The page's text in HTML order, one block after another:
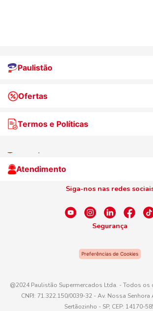
Paulistão
Quem somos
Nossas lojas
Nosso Cartão
Ofertas
WhatsApp de Ofertas
Televendas
Termos e Políticas
Termos de uso
Centro de Privacidade
Atendimento
E-mail
Siga-nos nas redes
Segurança
Preferências de Cookies
@2024 Paulistão Supermercados Ltda. - Todos os
CNPJ: 71.322.150/0039-32 - Av. Nossa
Sertãozinho - SP, CEP: 14170-